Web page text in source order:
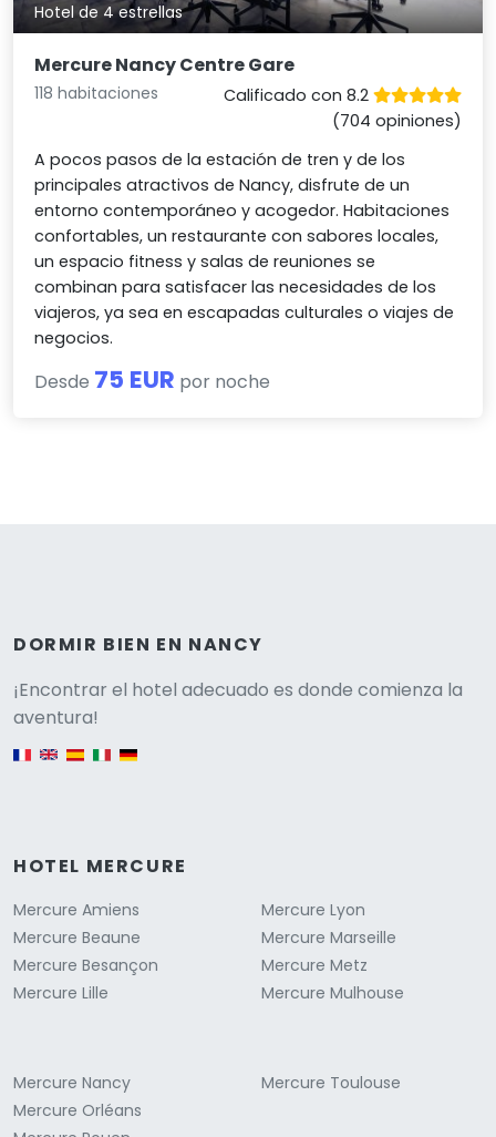
Hotel de 4 estrellas
Mercure Nancy Centre Gare
118 habitaciones
Calificado con 8.2
(704 opiniones)
A pocos pasos de la estación de tren y de los
principales atractivos de Nancy, disfrute de un
entorno contemporáneo y acogedor. Habitaciones
confortables, un restaurante con sabores locales,
un espacio fitness y salas de reuniones se
combinan para satisfacer las necesidades de los
viajeros, ya sea en escapadas culturales o viajes de
negocios.
Desde 75 EUR por noche
DORMIR BIEN EN NANCY
¡Encontrar el hotel adecuado es donde comienza la
aventura!
HOTEL MERCURE
Mercure Amiens
Mercure Beaune
Mercure Besançon
Mercure Lille
Mercure Lyon
Mercure Marseille
Mercure Metz
Mercure Mulhouse
Mercure Nancy
Mercure Orléans
Mercure Toulouse